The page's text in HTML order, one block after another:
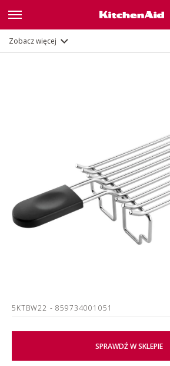
Zobacz więcej
5KTBW22 - 859734001051
SPRAWDŹ W SKLEPIE